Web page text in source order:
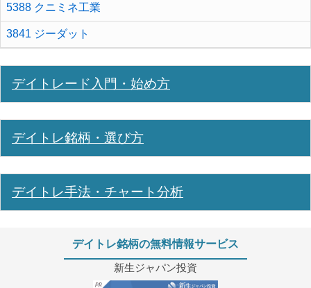
5388 クニミネ工業
3841 ジーダット
デイトレード入門・始め方
デイトレ銘柄・選び方
デイトレ手法・チャート分析
デイトレ銘柄の無料情報サービス
新生ジャパン投資